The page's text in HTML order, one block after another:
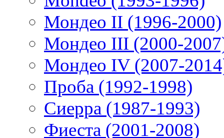
Мондео II (1996-2000)
Мондео III (2000-
Мондео IV (2007-
Проба (1992-1998)
Сиерра (1987-1993)
Фиеста (2001-2008)